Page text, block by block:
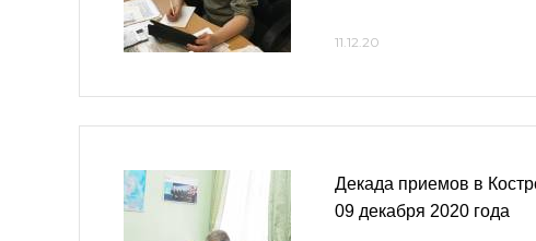
11.12.20
Декада приемов в
09 декабря 2020 года